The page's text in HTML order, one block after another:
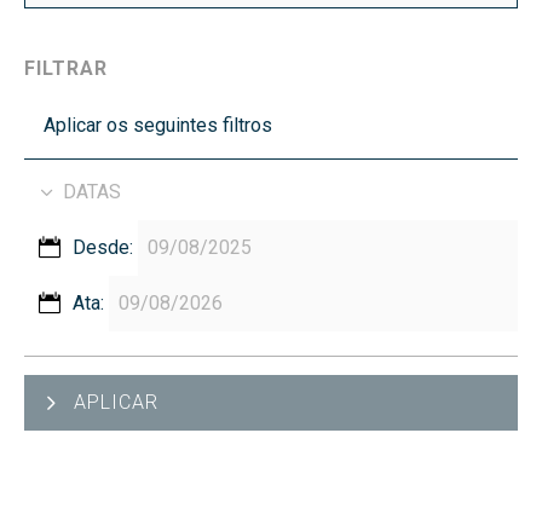
FILTRAR
Aplicar os seguintes filtros
DATAS
Desde:
Ata:
APLICAR